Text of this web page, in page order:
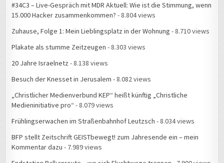
#34C3 – Live-Gespräch mit MDR Aktuell: Wie ist die Stimmung, wenn
15.000 Hacker zusammenkommen? - 8.804 views
Zuhause, Folge 1: Mein Lieblingsplatz in der Wohnung - 8.710 views
Plakate als stumme Zeitzeugen - 8.303 views
20 Jahre Israelnetz - 8.138 views
Besuch der Knesset in Jerusalem - 8.082 views
„Christlicher Medienverbund KEP“ heißt künftig „Christliche
Medieninitiative pro“ - 8.079 views
Frühlingserwachen im Straßenbahnhof Leutzsch - 8.034 views
BFP stellt Zeitschrift GEISTbewegt! zum Jahresende ein – mein
Kommentar dazu - 7.989 views